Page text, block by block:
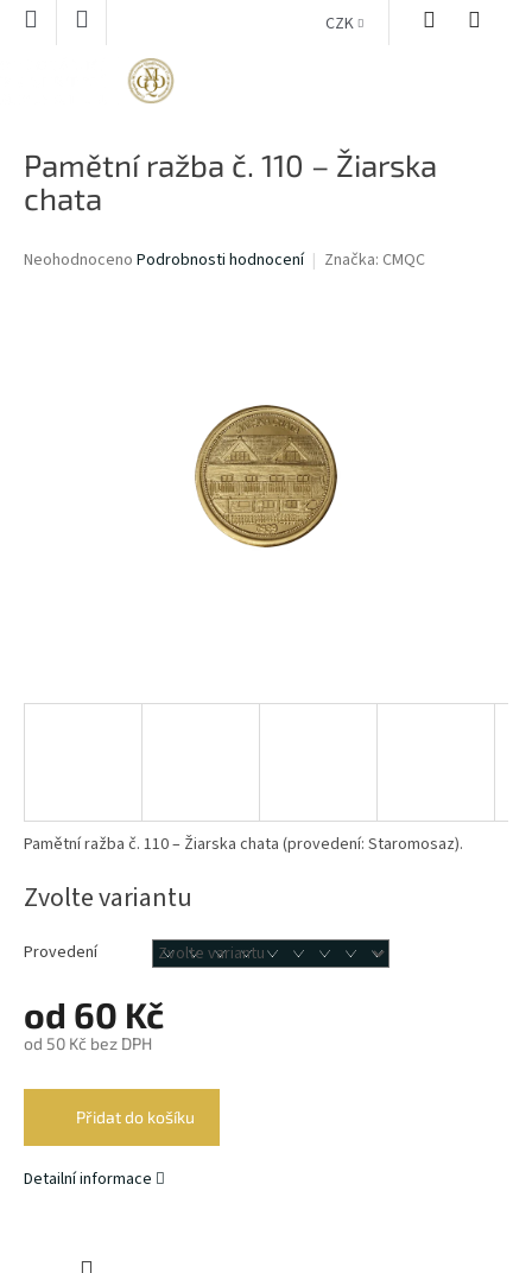
Přejít
CZK
Pamětní ražba č. 110 – Žiarska
chata
Průměrné
Neohodnoceno Podrobnosti hodnocení Značka: CMQC
od 60 Kč
od 50 Kč bez DPH
Zvolte variantu
Provedení
Přidat do košíku
Pamětní ražba č. 110 – Žiarska chata (provedení: Staromosaz).
Detailní informace